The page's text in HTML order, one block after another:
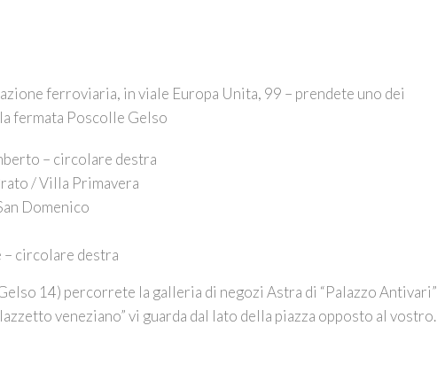
ferroviaria, in viale Europa Unita, 99 – prendete uno dei
fermata Poscolle Gelso
– circolare destra
/ Villa Primavera
Domenico
– circolare destra
14) percorrete la galleria di negozi Astra di “Palazzo Antivari”
veneziano” vi guarda dal lato della piazza opposto al vostro.